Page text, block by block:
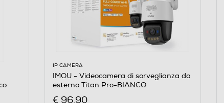
IP CAMERA
IMOU - Videocamera di sorveglianza da
esterno Titan Pro-BIANCO
€ 96,90